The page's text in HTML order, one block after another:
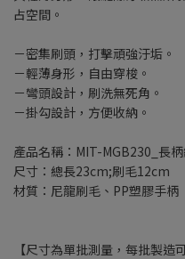
占空間。
－密集刷頭，打擊頑強汙垢。
－輕薄身形，自由穿梭。
－彎頭設計，刷洗無死角。
－掛勾設計，方便收納。
產品名稱：MIT-MGB230_長
尺寸：總長23cm;刷毛12cm
材質：尼龍刷毛、PP塑膠手柄
【尺寸為單批測量，每批製